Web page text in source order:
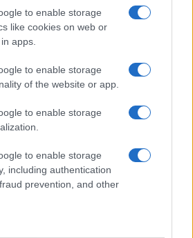
to enable storage
like cookies on web or
apps.
to enable storage
of the website or app.
to enable storage
to enable storage
including authentication
prevention, and other